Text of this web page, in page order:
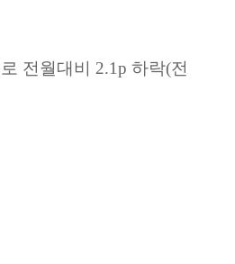
로 전월대비 2.1p 하락(전